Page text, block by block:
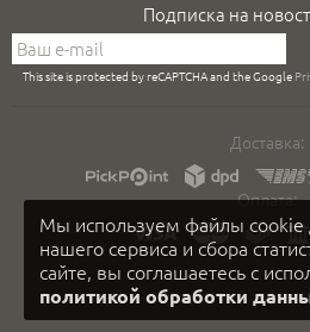
Мы используем файлы cookie
нашего сервиса и сбора
сайте, вы соглашаетесь с
политикой обработки
Подписка на
This site is protected by reCAPTCHA and the Google
Доставка:
Оплата: